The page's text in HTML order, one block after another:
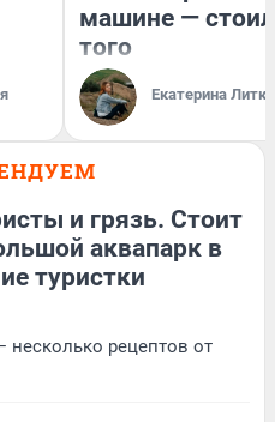
машине —
того
Екатерина
и грязь. Стоит
аквапарк в
туристки
несколько рецептов от